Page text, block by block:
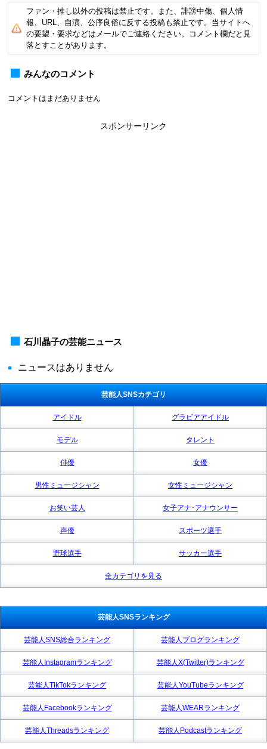
ファン・推し以外の投稿は禁止です。また、誹謗中傷、個人情
報、URL、自演、公序良俗に反する投稿も禁止です。当サイトへ
の要望・要求などはメールでご連絡ください。コメント欄だと見
落とすことがあります。
みんなのコメント
コメントはまだありません
スポンサーリンク
石川晶子の芸能ニュース
ニュースはありません
芸能人SNSカテゴリ
アイドル グラビアアイドル
モデル タレント
俳優 女優
男性ミュージシャン 女性ミュージシャン
お笑い芸人 女子アナ･アナウンサー
声優 スポーツ選手
野球選手 サッカー選手
全カテゴリを見る
芸能人SNSランキング
芸能人SNS総合ランキング 芸能人ブログランキング
芸能人Instagramランキング 芸能人X(Twitter)ランキング
芸能人TikTokランキング 芸能人YouTubeランキング
芸能人Facebookランキング 芸能人WEARランキング
芸能人Threadsランキング 芸能人Podcastランキング